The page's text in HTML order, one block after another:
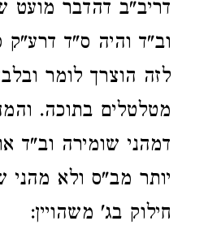
דריב"ב דהדבר מועט
וב"ד והיה ס"ד
לזה הוצרך לומר
מטלטלים בתוכה.
דמהני שומירה וב"ד
יותר מב"ס ולא מהני
חילוק בג' משהויין: